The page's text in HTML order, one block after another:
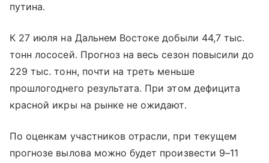
путина.
К 27 июля на Дальнем Востоке добыли 44,7 тыс.
тонн лососей. Прогноз на весь сезон повысили до
229 тыс. тонн, почти на треть меньше
прошлогоднего результата. При этом дефицита
красной икры на рынке не ожидают.
По оценкам участников отрасли, при текущем
прогнозе вылова можно будет произвести 9–11